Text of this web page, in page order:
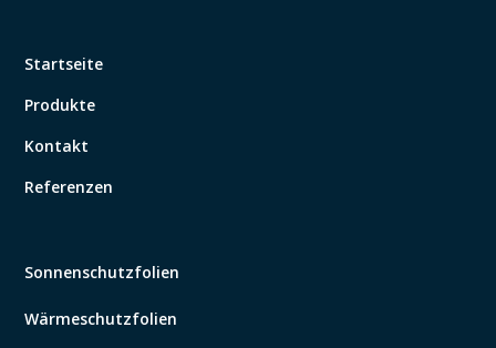
Startseite
Produkte
Kontakt
Referenzen
Sonnenschutzfolien
Wärmeschutzfolien